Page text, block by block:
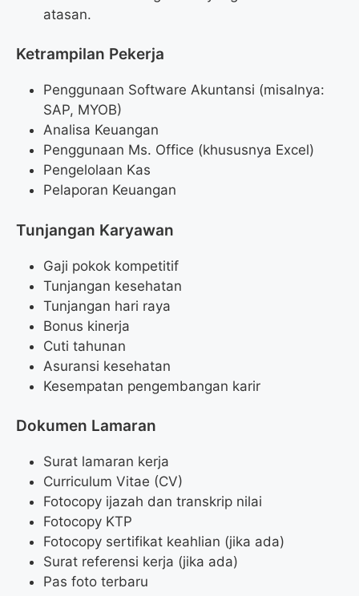
atasan.
Ketrampilan Pekerja
Penggunaan Software Akuntansi (misalnya:
SAP, MYOB)
Analisa Keuangan
Penggunaan Ms. Office (khususnya Excel)
Pengelolaan Kas
Pelaporan Keuangan
Tunjangan Karyawan
Gaji pokok kompetitif
Tunjangan kesehatan
Tunjangan hari raya
Bonus kinerja
Cuti tahunan
Asuransi kesehatan
Kesempatan pengembangan karir
Dokumen Lamaran
Surat lamaran kerja
Curriculum Vitae (CV)
Fotocopy ijazah dan transkrip nilai
Fotocopy KTP
Fotocopy sertifikat keahlian (jika ada)
Surat referensi kerja (jika ada)
Pas foto terbaru